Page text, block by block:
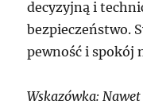
decyzyjną i
bezpieczeństwo.
pewność i spokój
Wskazówka: